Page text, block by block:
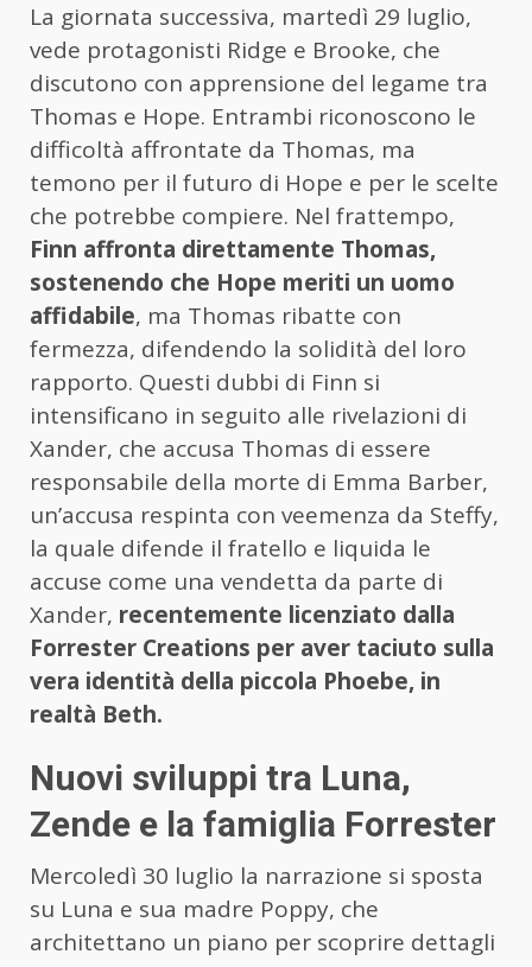
La giornata successiva, martedì 29 luglio,
vede protagonisti Ridge e Brooke, che
discutono con apprensione del legame tra
Thomas e Hope. Entrambi riconoscono le
difficoltà affrontate da Thomas, ma
temono per il futuro di Hope e per le scelte
che potrebbe compiere. Nel frattempo,
Finn affronta direttamente Thomas,
sostenendo che Hope meriti un uomo
affidabile, ma Thomas ribatte con
fermezza, difendendo la solidità del loro
rapporto. Questi dubbi di Finn si
intensificano in seguito alle rivelazioni di
Xander, che accusa Thomas di essere
responsabile della morte di Emma Barber,
un’accusa respinta con veemenza da Steffy,
la quale difende il fratello e liquida le
accuse come una vendetta da parte di
Xander, recentemente licenziato dalla
Forrester Creations per aver taciuto sulla
vera identità della piccola Phoebe, in
realtà Beth.
Nuovi sviluppi tra Luna,
Zende e la famiglia Forrester
Mercoledì 30 luglio la narrazione si sposta
su Luna e sua madre Poppy, che
architettano un piano per scoprire dettagli